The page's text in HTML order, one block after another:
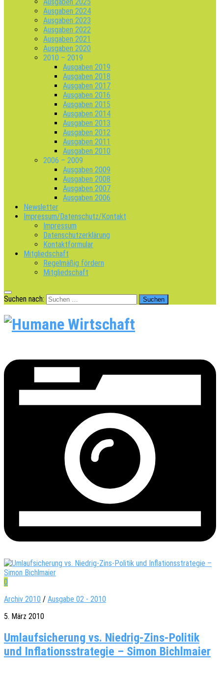
Ausgaben 2024
Ausgaben 2023
Ausgaben 2022
Ausgaben 2021
Ausgaben 2020
2010 – 2019
Ausgaben 2019
Ausgaben 2018
Ausgaben 2017
Ausgaben 2016
Ausgaben 2015
Ausgaben 2014
Ausgaben 2013
Ausgaben 2012
Ausgaben 2011
Ausgaben 2010
2006 – 2009
Ausgaben 2009
Ausgaben 2008
Ausgaben 2007
Ausgaben 2006
Newsletter
Impressum/Datenschutz/Kontakt
Impressum
Datenschutzerklärung
Kontaktformular
Mitgliedschaft
Regelmäßig fördern
Mitgliedschaft
Suchen nach:
0
Archiv 2010 / Ausgabe 02 - 2010
5. März 2010
Umlaufsicherung vs. Niedrig-Zins-Politik
und Inflationsstrategie – Simon Bichlmaier